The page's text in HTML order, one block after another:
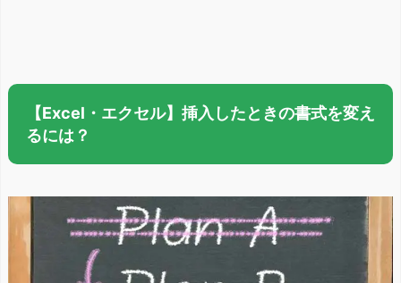
【Excel・エクセル】挿入したときの書式を変え
るには？